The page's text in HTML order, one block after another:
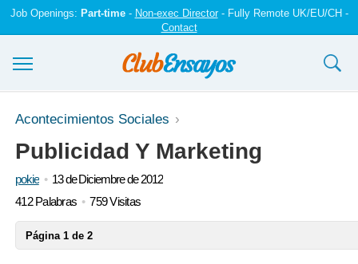
Job Openings: Part-time- Non-exec Director- Fully Remote UK/EU/CH -
Contact
Ensayos y trabajos
Registrarse
Iniciar sesión
Acontecimientos Sociales
Publicidad Y Marketing
pokie
13 de Diciembre de 2012
412 Palabras
759 Visitas
Página 1 de 2